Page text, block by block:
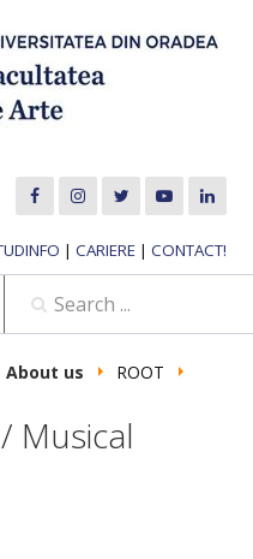
| CARIERE | CONTACT!
About us
ROOT
Musical